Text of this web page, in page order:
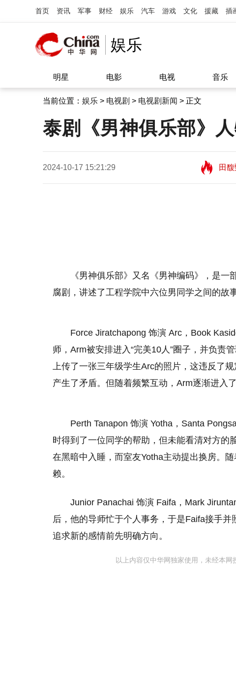
首页 资讯 军事 财经 娱乐 汽车 游戏 文化 援藏 插
娱乐
明星 电影 电视 音乐
当前位置： 娱乐 > 电视剧 > 电视剧新闻 > 正文
泰剧《男神俱乐部》
2024-10-17 15:21:29
田
望
田
《男神俱乐部》又名《男神编码》，是一
腐剧，讲述了工程学院中六位男同学之间的故
Force Jiratchapong 饰演 Arc，Book
师，Arm被安排进入“完美10人”圈子，并负责
上传了一张三年级学生Arc的照片，这违反了
产生了矛盾。但随着频繁互动，Arm逐渐进入了
Perth Tanapon 饰演 Yotha，Santa
时得到了一位同学的帮助，但未能看清对方的
在黑暗中入睡，而室友Yotha主动提出换房。
赖。
Junior Panachai 饰演 Faifa，Mark
后，他的导师忙于个人事务，于是Faifa接手
追求新的感情前先明确方向。
以上内容仅中华网独家使用，未经本网